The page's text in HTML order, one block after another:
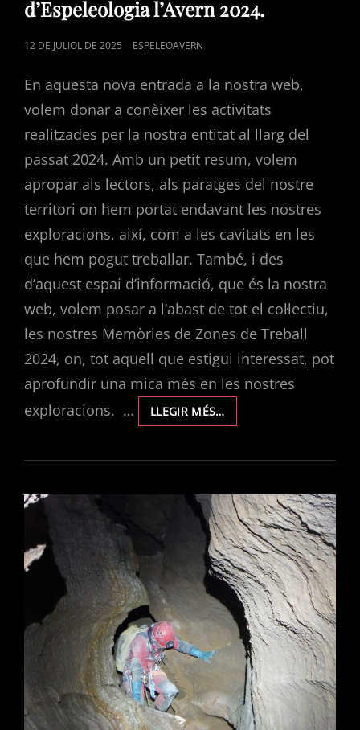
d’Espeleologia l’Avern 2024.
POSTED
12 DE JULIOL DE 2025 ESPELEOAVERN
En aquesta nova entrada a la nostra web,
volem donar a conèixer les activitats
realitzades per la nostra entitat al llarg del
passat 2024. Amb un petit resum, volem
apropar als lectors, als paratges del nostre
territori on hem portat endavant les nostres
exploracions, així, com a les cavitats en les
que hem pogut treballar. També, i des
d’aquest espai d’informació, que és la nostra
web, volem posar a l’abast de tot el col·lectiu,
les nostres Memòries de Zones de Treball
2024, on, tot aquell que estigui interessat, pot
aprofundir una mica més en les nostres
exploracions. …
LLEGIR MÉS…MEMÒRIES
D’ACTIVITATS
CLUB
L’AVERN
2024.